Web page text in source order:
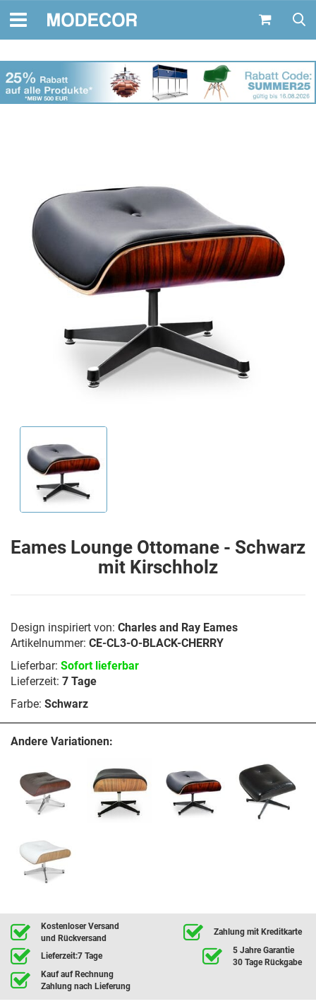
Eames Lounge Ottomane - Schwarz
mit Kirschholz
Design inspiriert von: Charles and Ray Eames
Artikelnummer: CE-CL3-O-BLACK-CHERRY
Lieferbar: Sofort lieferbar
Lieferzeit: 7 Tage
Farbe: Schwarz
Andere Variationen:
Kostenloser Versand
und Rückversand
Zahlung mit Kreditkarte
Lieferzeit:7 Tage
5 Jahre Garantie
30 Tage Rückgabe
Kauf auf Rechnung
Zahlung nach Lieferung